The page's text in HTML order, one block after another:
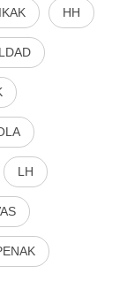
HH
LH